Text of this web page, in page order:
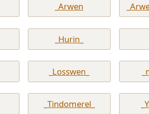
_Arwen
_Hurin_
_Losswen_
_Tindomerel_